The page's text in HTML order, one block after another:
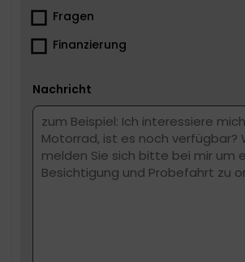
Fragen
Finanzierung
Nachricht